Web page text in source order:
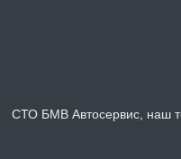
СТО БМВ Автосервис, наш